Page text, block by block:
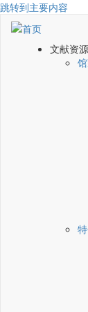
跳转到主要内容
文献资源